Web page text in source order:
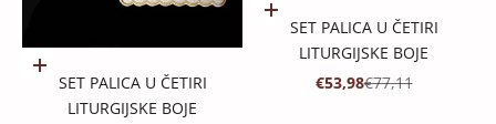
Dodaj u košaricu
SET PALICA U ČETIRI
LITURGIJSKE BOJE
Dodaj u košaricu
SET PALICA U ČETIRI
LITURGIJSKE BOJE
PROMOTIVNA CIJENA
€53,98REDOVNA CIJENA
€77,11